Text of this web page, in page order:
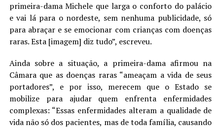
primeira-dama Michele que larga o conforto do palácio
e vai lá para o nordeste, sem nenhuma publicidade, só
para abraçar e se emocionar com crianças com doenças
raras. Esta [imagem] diz tudo”, escreveu.
Ainda sobre a situação, a primeira-dama afirmou na
Câmara que as doenças raras “ameaçam a vida de seus
portadores”, e por isso, merecem que o Estado se
mobilize para ajudar quem enfrenta enfermidades
complexas: “Essas enfermidades alteram a qualidade de
vida não só dos pacientes, mas de toda família, causando